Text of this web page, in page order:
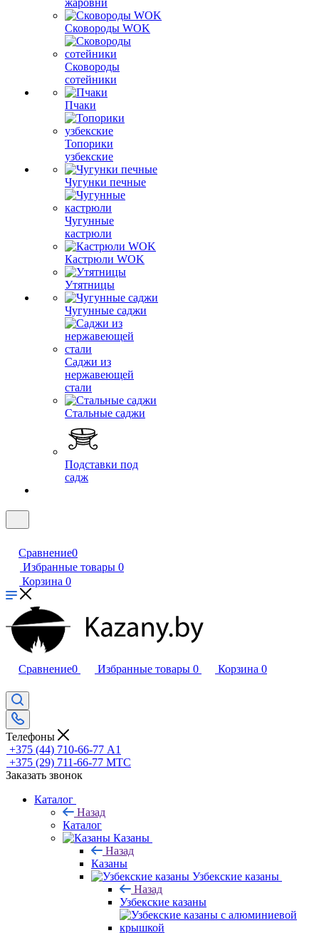
жаровни
Сковороды WOK
Сковороды
сотейники
Пчаки
Топорики
узбекские
Чугунки печные
Чугунные
кастрюли
Кастрюли WOK
Утятницы
Чугунные саджи
Саджи из
нержавеющей
стали
Стальные саджи
Подставки под
садж
Сравнение0
Избранные товары 0
Корзина 0
Сравнение0 Избранные товары 0 Корзина 0
Телефоны
+375 (44) 710-66-77 А1
+375 (29) 711-66-77 МТС
Заказать звонок
Каталог
Назад
Каталог
Казаны
Назад
Казаны
Узбекские казаны
Назад
Узбекские казаны